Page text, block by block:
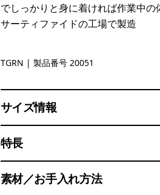
でしっかりと身に着ければ作業中の
サーティファイドの工場で製造
Tent Green
TGRN | 製品番号 20051
サイズ情報
特長
素材／お手入れ方法